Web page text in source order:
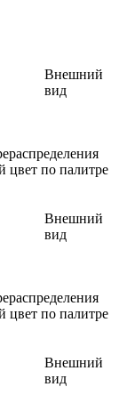
Внешний
вид
цвет по палитре
Внешний
вид
цвет по палитре
Внешний
вид